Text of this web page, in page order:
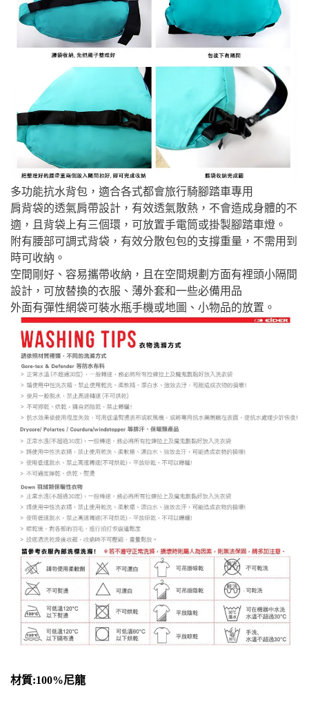
多功能抗水背包，適合各式都會旅行騎腳踏車專用
肩背袋的透氣肩帶設計，有效透氣散熱，不會造成身體的不
適，且背袋上有三個環，可放置手電筒或掛製腳踏車燈。
附有腰部可調式背袋，有效分散包包的支撐重量，不需用到
時可收納。
空間剛好、容易攜帶收納，且在空間規劃方面有裡頭小隔間
設計，可放替換的衣服、薄外套和一些必備用品
外面有彈性網袋可裝水瓶手機或地圖、小物品的放置。
材質:100%尼龍